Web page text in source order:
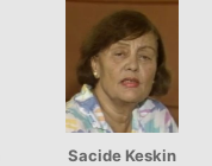
Sacide Keskin